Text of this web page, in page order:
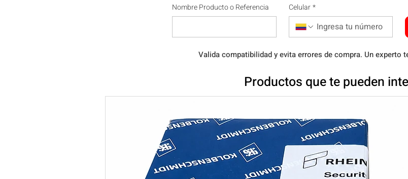
Nombre Producto o Referencia Celular *
Valida compatibilidad y evita errores de compra. Un experto
Productos que te pueden